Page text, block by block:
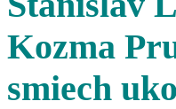
Kozma
smiech